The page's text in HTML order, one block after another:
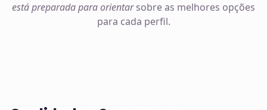
está preparada para orientarsobre as melhores opções
para cada perfil.